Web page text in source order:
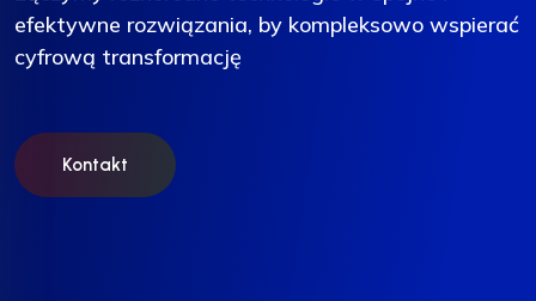
efektywne rozwiązania, by kompleksowo wspierać
cyfrową transformację
Kontakt
efektywne rozwiązania, by kompleksowo wspierać
cyfrową transformację
Kontakt
efektywne rozwiązania, by kompleksowo wspierać
cyfrową transformację
Kontakt